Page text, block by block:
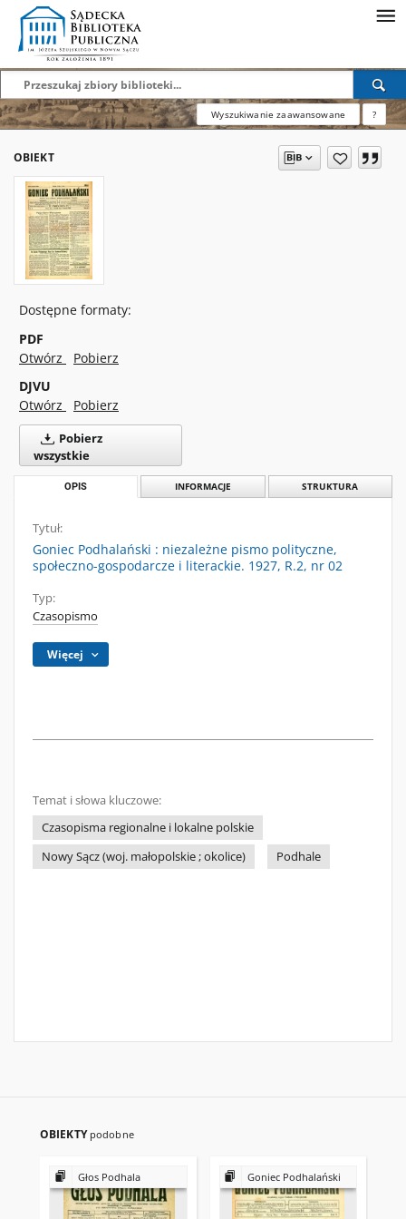
Wyszukiwanie zaawansowane ?
OBIEKT
Dostępne formaty:
PDF
Otwórz
Pobierz
DJVU
Otwórz
Pobierz
Pobierz
wszystkie
OPIS INFORMACJE STRUKTURA
Tytuł:
Goniec Podhalański : niezależne pismo polityczne,
społeczno-gospodarcze i literackie. 1927, R.2, nr 02
Typ:
Czasopismo
Więcej
Temat i słowa kluczowe:
Czasopisma regionalne i lokalne polskie
Nowy Sącz (woj. małopolskie ; okolice)
Podhale
OBIEKTY podobne
Głos Podhala Goniec Podhalański